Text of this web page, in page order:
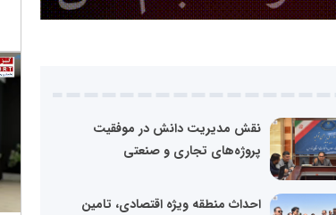
نقش مدیریت دانش در موفقیت
پروژه‌های تجاری و صنعتی
احداث منطقه ویژه اقتصادی، تامین